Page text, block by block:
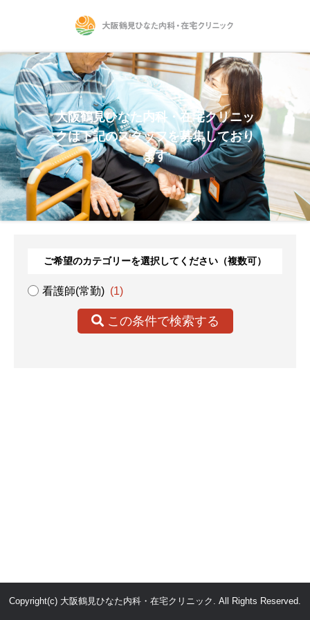
大阪鶴見ひなた内科・在宅クリニッ
クは下記のスタッフを募集しており
ます
ご希望のカテゴリーを選択してください（複数可）
看護師(常勤) (1)
この条件で検索する
Copyright(c) 大阪鶴見ひなた内科・在宅クリニック. All Rights Reserved.